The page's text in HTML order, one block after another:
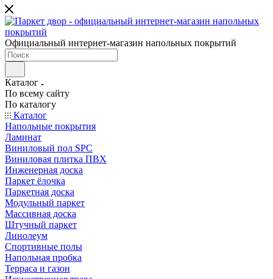
Официальный интернет-магазин напольных покрытий
Каталог
По всему сайту
По каталогу
Каталог
Напольные покрытия
Ламинат
Виниловый пол SPC
Виниловая плитка ПВХ
Инженерная доска
Паркет ёлочка
Паркетная доска
Модульный паркет
Массивная доска
Штучный паркет
Линолеум
Спортивные полы
Напольная пробка
Терраса и газон